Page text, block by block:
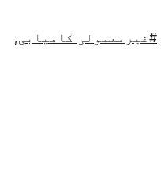
#غیرمعمولی کامیابی,